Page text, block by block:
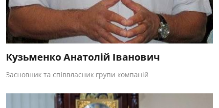
Кузьменко Анатолій Іванович
Засновник та співвласник групи компаній